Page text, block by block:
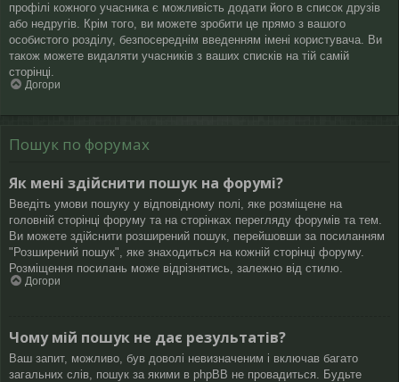
профілі кожного учасника є можливість додати його в список друзів
або недругів. Крім того, ви можете зробити це прямо з вашого
особистого розділу, безпосереднім введенням імені користувача. Ви
також можете видаляти учасників з ваших списків на тій самій
сторінці.
Догори
Пошук по форумах
Як мені здійснити пошук на форумі?
Введіть умови пошуку у відповідному полі, яке розміщене на
головній сторінці форуму та на сторінках перегляду форумів та тем.
Ви можете здійснити розширений пошук, перейшовши за посиланням
"Розширений пошук", яке знаходиться на кожній сторінці форуму.
Розміщення посилань може відрізнятись, залежно від стилю.
Догори
Чому мій пошук не дає результатів?
Ваш запит, можливо, був доволі невизначеним і включав багато
загальних слів, пошук за якими в phpBB не провадиться. Будьте